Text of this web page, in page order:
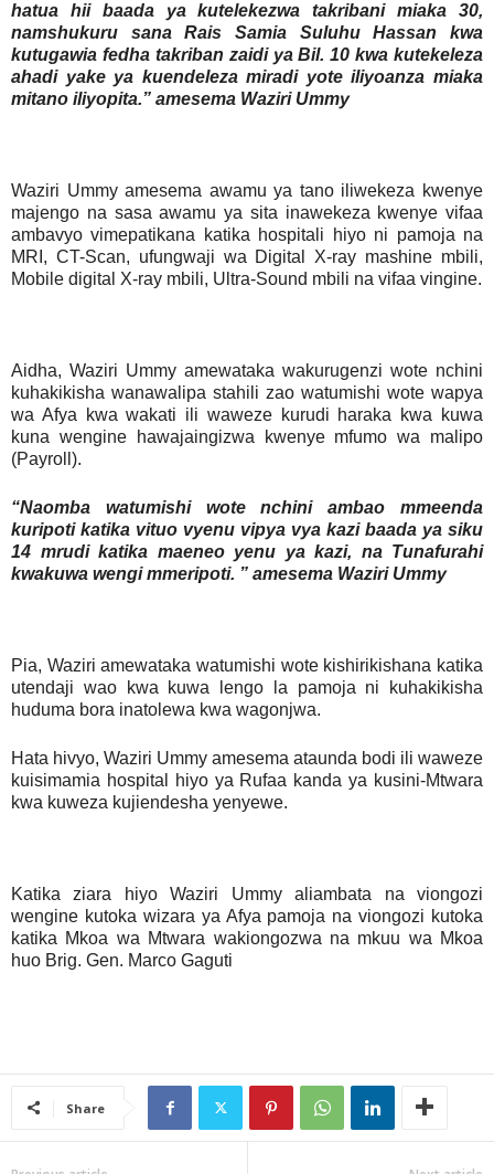
hatua hii baada ya kutelekezwa takribani miaka 30,
namshukuru sana Rais Samia Suluhu Hassan kwa
kutugawia fedha takriban zaidi ya Bil. 10 kwa kutekeleza
ahadi yake ya kuendeleza miradi yote iliyoanza miaka
mitano iliyopita.” amesema Waziri Ummy
Waziri Ummy amesema awamu ya tano iliwekeza kwenye
majengo na sasa awamu ya sita inawekeza kwenye vifaa
ambavyo vimepatikana katika hospitali hiyo ni pamoja na
MRI, CT-Scan, ufungwaji wa Digital X-ray mashine mbili,
Mobile digital X-ray mbili, Ultra-Sound mbili na vifaa vingine.
Aidha, Waziri Ummy amewataka wakurugenzi wote nchini
kuhakikisha wanawalipa stahili zao watumishi wote wapya
wa Afya kwa wakati ili waweze kurudi haraka kwa kuwa
kuna wengine hawajaingizwa kwenye mfumo wa malipo
(Payroll).
“Naomba watumishi wote nchini ambao mmeenda
kuripoti katika vituo vyenu vipya vya kazi baada ya siku
14 mrudi katika maeneo yenu ya kazi, na Tunafurahi
kwakuwa wengi mmeripoti. ” amesema Waziri Ummy
Pia, Waziri amewataka watumishi wote kishirikishana katika
utendaji wao kwa kuwa lengo la pamoja ni kuhakikisha
huduma bora inatolewa kwa wagonjwa.
Hata hivyo, Waziri Ummy amesema ataunda bodi ili waweze
kuisimamia hospital hiyo ya Rufaa kanda ya kusini-Mtwara
kwa kuweza kujiendesha yenyewe.
Katika ziara hiyo Waziri Ummy aliambata na viongozi
wengine kutoka wizara ya Afya pamoja na viongozi kutoka
katika Mkoa wa Mtwara wakiongozwa na mkuu wa Mkoa
huo Brig. Gen. Marco Gaguti
Share